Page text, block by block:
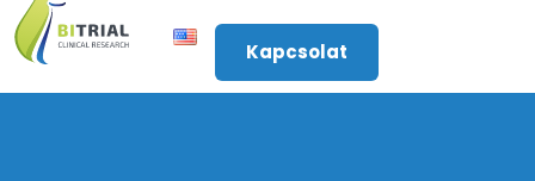
Kapcsolat